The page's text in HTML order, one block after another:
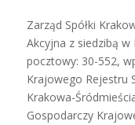
Zarząd Spółki
Akcyjna z siedzibą w
pocztowy: 30-552,
Krajowego Rejestru
Krakowa-
Gospodarczy